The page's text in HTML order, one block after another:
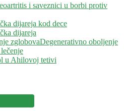
i saveznici u borbi protiv
dijareja kod dece
dijareja
Degenerativno oboljenje
u Ahilovoj tetivi